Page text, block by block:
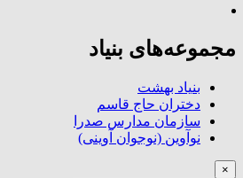
مجموعه‌های بنیاد
بنیاد بهشت
دختران حاج قاسم
سازمان مدارس صدرا
نوآوین (نوجوان آوینی)
×